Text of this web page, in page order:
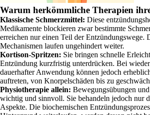
Warum herkömmliche Therapien
Klassische Schmerzmittel: Diese
Medikamente blockieren zwar bestimmte
erreichen nur einen Teil der Entzündungswege.
Mechanismen laufen ungehindert weiter.
Kortison-Spritzen: Sie bringen schnelle
Entzündung kurzfristig unterdrücken. Bei
dauerhafter Anwendung können jedoch
auftreten, von Knorpelschäden bis zu
Physiotherapie allein: Bewegungsübungen
wichtig und sinnvoll. Sie behandeln jedoch nur
Aspekte. Die biochemischen